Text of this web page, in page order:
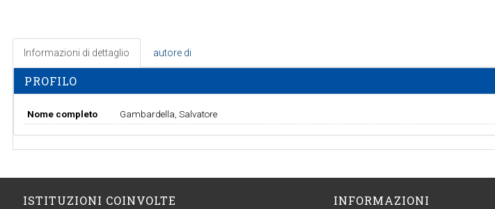
Informazioni di dettaglio autore di
PROFILO
Nome completo Gambardella, Salvatore
ISTITUZIONI COINVOLTE INFORMAZIONI